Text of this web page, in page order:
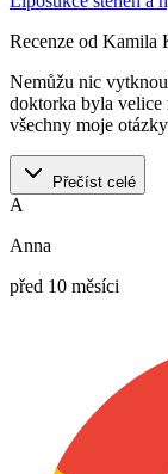
Recenze od Kamila
Nemůžu nic
doktorka byla velice
všechny moje
Přečíst celé
A
Anna
před 10 měsíci